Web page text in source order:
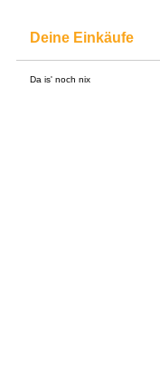
Deine Einkäufe
Da is' noch nix